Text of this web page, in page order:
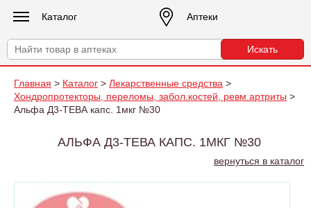
Каталог Аптеки
Главная > Каталог > Лекарственные средства >
Хондропротекторы, переломы, забол.костей, ревм.артриты >
Альфа Д3-ТЕВА капс. 1мкг №30
АЛЬФА Д3-ТЕВА КАПС. 1МКГ №30
вернуться в каталог